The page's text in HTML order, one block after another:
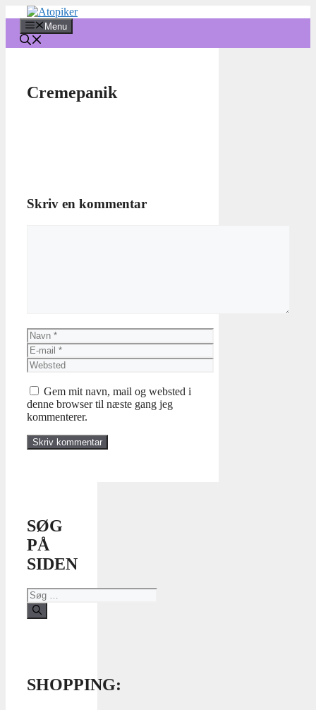
indhold
Menu
Cremepanik
Skriv en kommentar
Navn
E-
mail
Websted
Gem mit navn, mail og websted i
denne browser til næste gang jeg
kommenterer.
SØG
PÅ
SIDEN
Søg
efter:
SHOPPING: